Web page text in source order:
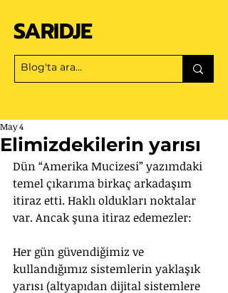
SARIDJE
Elimizdekilerin yarısı
May 4
Dün “Amerika Mucizesi” yazımdaki
temel çıkarıma birkaç arkadaşım
itiraz etti. Haklı oldukları noktalar
var. Ancak şuna itiraz edemezler:
Her gün güvendiğimiz ve
kullandığımız sistemlerin yaklaşık
yarısı (altyapıdan dijital sistemlere